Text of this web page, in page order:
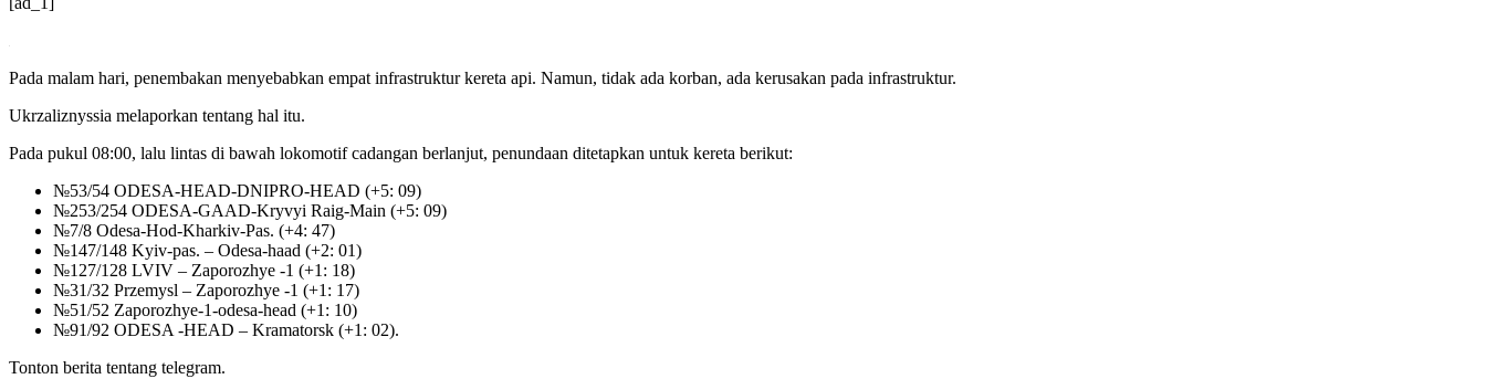
Pada malam hari, penembakan menyebabkan empat infrastruktur kereta api. Namun, tidak ada korban, ada kerusakan pada infrastruktur.
Ukrzaliznyssia melaporkan tentang hal itu.
Pada pukul 08:00, lalu lintas di bawah lokomotif cadangan berlanjut, penundaan ditetapkan untuk kereta berikut:
№53/54 ODESA-HEAD-DNIPRO-HEAD (+5: 09)
№253/254 ODESA-GAAD-Kryvyi Raig-Main (+5: 09)
№7/8 Odesa-Hod-Kharkiv-Pas. (+4: 47)
№147/148 Kyiv-pas. – Odesa-haad (+2: 01)
№127/128 LVIV – Zaporozhye -1 (+1: 18)
№31/32 Przemysl – Zaporozhye -1 (+1: 17)
№51/52 Zaporozhye-1-odesa-head (+1: 10)
№91/92 ODESA -HEAD – Kramatorsk (+1: 02).
Tonton berita tentang telegram.